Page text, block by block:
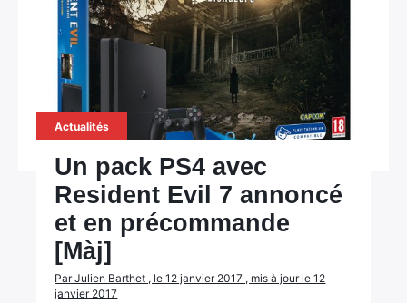
Actualités
Un pack PS4 avec
Resident Evil 7 annoncé
et en précommande
[Màj]
Par Julien Barthet , le 12 janvier 2017 , mis à jour le 12
janvier 2017